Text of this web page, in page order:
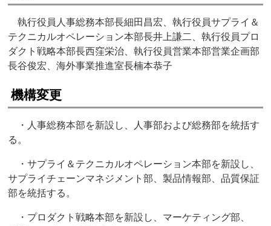
執行役員人事総務本部長細田昌宏、執行役員サプライ＆
テクニカルオペレーション本部長井上謙二、執行役員プロ
ダクト戦略本部長西窪栄治、執行役員営業本部営業企画部
長谷俊宏、海外事業推進室長楠本恭子
機構変更
・人事総務本部を新設し、人事部および総務部を統括す
る。
・サプライ＆テクニカルオペレーション本部を新設し、
サプライチェーンマネジメント部、製品情報部、品質保証
部を統括する。
・プロダクト戦略本部を新設し、マーケティング部、